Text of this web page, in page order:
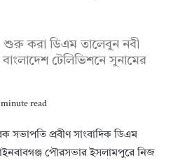
শুরু করা ডিএম তালেবুন নবী
টেলিভিশনে সুনামের
minute read
সভাপতি প্রবীণ সাংবাদিক ডিএম
পৌরসভার ইসলামপুরে নিজ